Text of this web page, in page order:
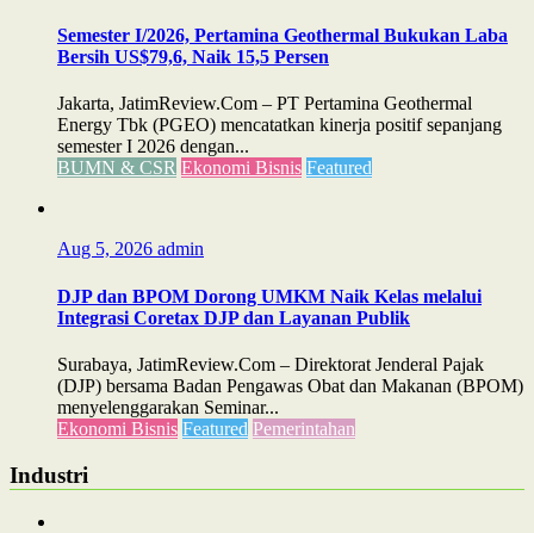
Semester I/2026, Pertamina Geothermal Bukukan Laba
Bersih US$79,6, Naik 15,5 Persen
Jakarta, JatimReview.Com – PT Pertamina Geothermal
Energy Tbk (PGEO) mencatatkan kinerja positif sepanjang
semester I 2026 dengan...
BUMN & CSR Ekonomi Bisnis Featured
Aug 5, 2026 admin
DJP dan BPOM Dorong UMKM Naik Kelas melalui
Integrasi Coretax DJP dan Layanan Publik
Surabaya, JatimReview.Com – Direktorat Jenderal Pajak
(DJP) bersama Badan Pengawas Obat dan Makanan (BPOM)
menyelenggarakan Seminar...
Ekonomi Bisnis Featured Pemerintahan
Industri